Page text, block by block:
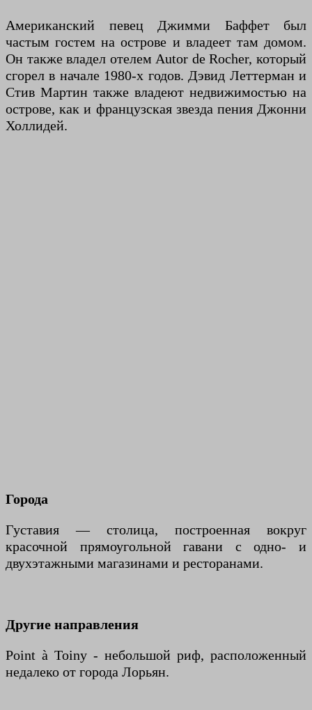
Американский певец Джимми Баффет был
частым гостем на острове и владеет там домом.
Он также владел отелем Autor de Rocher, который
сгорел в начале 1980-х годов. Дэвид Леттерман и
Стив Мартин также владеют недвижимостью на
острове, как и французская звезда пения Джонни
Холлидей.
Города
Густавия — столица, построенная вокруг
красочной прямоугольной гавани с одно- и
двухэтажными магазинами и ресторанами.
Другие направления
Point à Toiny - небольшой риф, расположенный
недалеко от города Лорьян.